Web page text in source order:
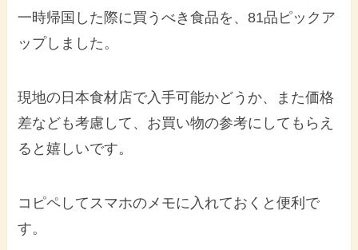
一時帰国した際に買うべき食品を、81品ピックア
ップしました。
現地の日本食材店で入手可能かどうか、また価格
差なども考慮して、お買い物の参考にしてもらえ
ると嬉しいです。
コピペしてスマホのメモに入れておくと便利で
す。